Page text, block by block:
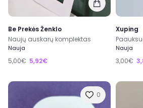
Be Prekės Ženklo
Naujų auskarų komplektas
Nauja
5,00€ 5,92€
Xuping
Nauja
3,00€
0